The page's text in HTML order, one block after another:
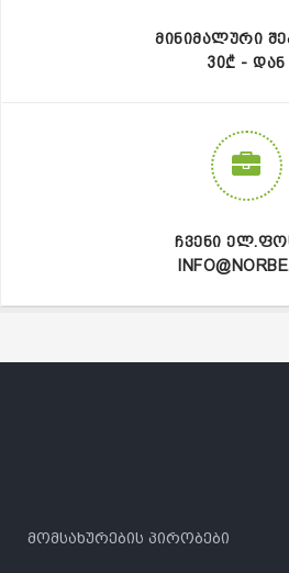
ᲛᲘᲜᲘᲛᲐᲚᲣᲠᲘ
30₾ - ᲓᲐᲜ
ᲩᲕᲔᲜᲘ
მომსახურების პირობები